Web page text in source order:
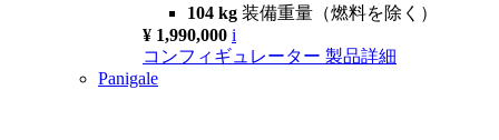
104 kg 装備重量（燃料を除く）
¥ 1,990,000 i
コンフィギュレーター 製品詳細
Panigale